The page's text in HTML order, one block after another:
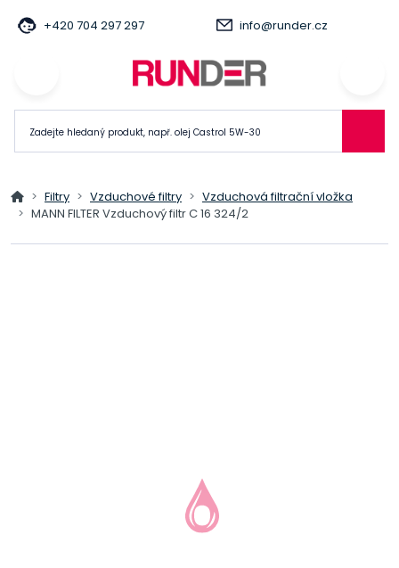
+420 704 297 297 info@runder.cz
Filtry Vzduchové filtry
Vzduchová filtrační vložka
MANN FILTER Vzduchový filtr C 16 324/2